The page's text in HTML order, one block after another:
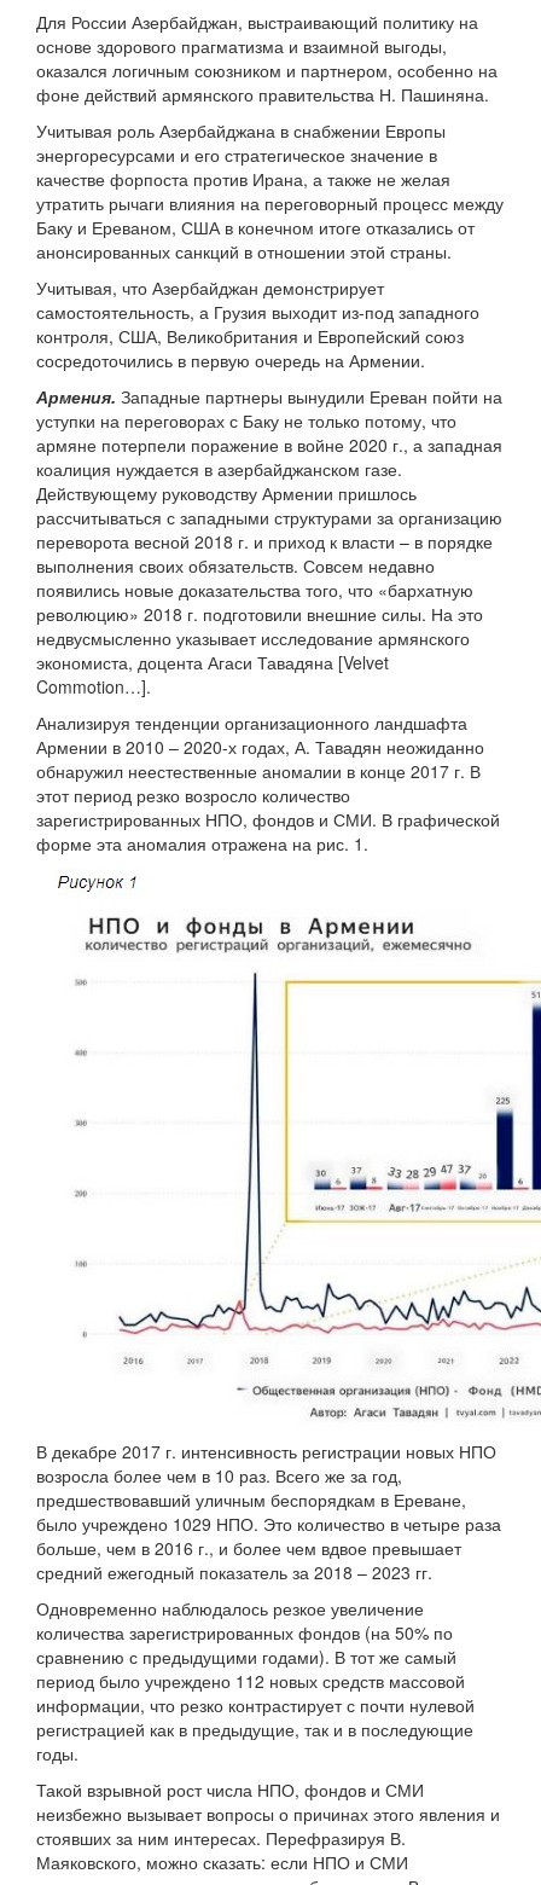
Для России Азербайджан, выстраивающий политику на
основе здорового прагматизма и взаимной выгоды,
оказался логичным союзником и партнером, особенно на
фоне действий армянского правительства Н. Пашиняна.
Учитывая роль Азербайджана в снабжении Европы
энергоресурсами и его стратегическое значение в
качестве форпоста против Ирана, а также не желая
утратить рычаги влияния на переговорный процесс между
Баку и Ереваном, США в конечном итоге отказались от
анонсированных санкций в отношении этой страны.
Учитывая, что Азербайджан демонстрирует
самостоятельность, а Грузия выходит из-под западного
контроля, США, Великобритания и Европейский союз
сосредоточились в первую очередь на Армении.
Армения. Западные партнеры вынудили Ереван пойти на
уступки на переговорах с Баку не только потому, что
армяне потерпели поражение в войне 2020 г., а западная
коалиция нуждается в азербайджанском газе.
Действующему руководству Армении пришлось
рассчитываться с западными структурами за организацию
переворота весной 2018 г. и приход к власти – в порядке
выполнения своих обязательств. Совсем недавно
появились новые доказательства того, что «бархатную
революцию» 2018 г. подготовили внешние силы. На это
недвусмысленно указывает исследование армянского
экономиста, доцента Агаси Тавадяна [Velvet
Commotion…].
Анализируя тенденции организационного ландшафта
Армении в 2010 – 2020-х годах, А. Тавадян неожиданно
обнаружил неестественные аномалии в конце 2017 г. В
этот период резко возросло количество
зарегистрированных НПО, фондов и СМИ. В графической
форме эта аномалия отражена на рис. 1.
В декабре 2017 г. интенсивность регистрации новых НПО
возросла более чем в 10 раз. Всего же за год,
предшествовавший уличным беспорядкам в Ереване,
было учреждено 1029 НПО. Это количество в четыре раза
больше, чем в 2016 г., и более чем вдвое превышает
средний ежегодный показатель за 2018 – 2023 гг.
Одновременно наблюдалось резкое увеличение
количества зарегистрированных фондов (на 50% по
сравнению с предыдущими годами). В тот же самый
период было учреждено 112 новых средств массовой
информации, что резко контрастирует с почти нулевой
регистрацией как в предыдущие, так и в последующие
годы.
Такой взрывной рост числа НПО, фондов и СМИ
неизбежно вызывает вопросы о причинах этого явления и
стоявших за ним интересах. Перефразируя В.
Маяковского, можно сказать: если НПО и СМИ